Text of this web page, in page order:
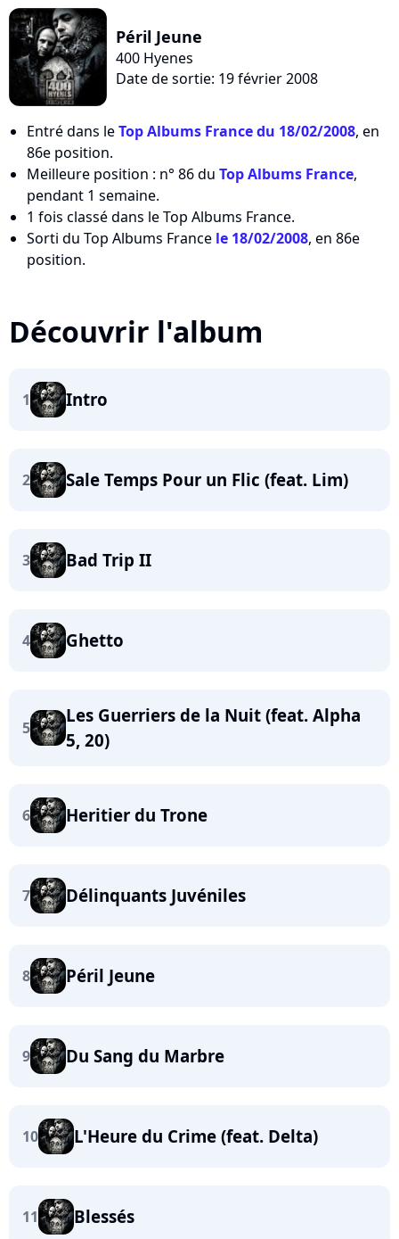
Péril Jeune
400 Hyenes
Date de sortie: 19 février 2008
Entré dans leTop Albums France du 18/02/2008, en
86e position.
Meilleure position : n° 86 du Top Albums France,
pendant 1 semaine.
1 fois classé dans le Top Albums France.
Sorti du Top Albums France le 18/02/2008, en 86e
position.
Découvrir l'album
1 Intro
2 Sale Temps Pour un Flic (feat. Lim)
3 Bad Trip II
4 Ghetto
5
Les Guerriers de la Nuit (feat. Alpha
5, 20)
6 Heritier du Trone
7 Délinquants Juvéniles
8 Péril Jeune
9 Du Sang du Marbre
10 L'Heure du Crime (feat. Delta)
11 Blessés